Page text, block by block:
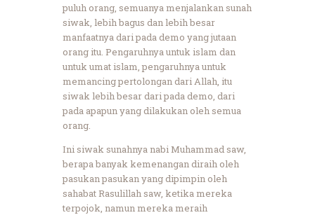
puluh orang, semuanya menjalankan sunah
siwak, lebih bagus dan lebih besar
manfaatnya dari pada demo yang jutaan
orang itu. Pengaruhnya untuk islam dan
untuk umat islam, pengaruhnya untuk
memancing pertolongan dari Allah, itu
siwak lebih besar dari pada demo, dari
pada apapun yang dilakukan oleh semua
orang.
Ini siwak sunahnya nabi Muhammad saw,
berapa banyak kemenangan diraih oleh
pasukan pasukan yang dipimpin oleh
sahabat Rasulillah saw, ketika mereka
terpojok, namun mereka meraih